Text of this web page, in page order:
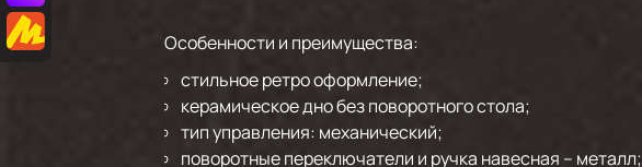
Особенности и преимущества:
стильное ретро оформление;
керамическое дно без поворотного стола;
тип управления: механический;
поворотные переключатели и ручка навесная – металл;